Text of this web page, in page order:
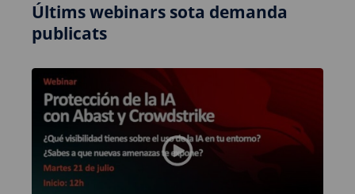
Últims webinars sota demanda
publicats